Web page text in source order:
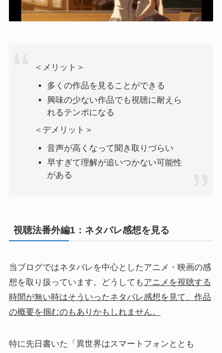
＜メリット＞
多くの作品を見ることができる
興味の少ない作品でも視聴に耐えら
れるテンポになる
＜デメリット＞
音声が高くなって聞き取りづらい
早すぎて理解が追いつかない可能性
がある
視聴法番外編1：ネタバレ感想を見る
当ブログではネタバレを中心としたアニメ・映画の感
想を取り扱っています。どうしてもアニメを視聴する
時間が無い時はそういったネタバレ感想を見て、作品
の概要を掴むのもありかもしれません。
特に先日書いた「異世界はスマートフォンととも